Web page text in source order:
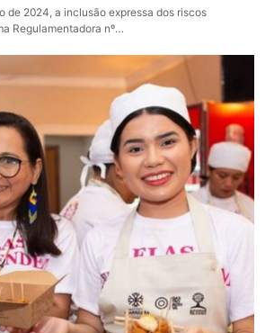
de 2024, a inclusão expressa dos riscos
Regulamentadora nº…